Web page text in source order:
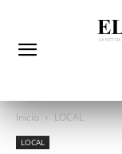
Inicio LOCAL
LOCAL